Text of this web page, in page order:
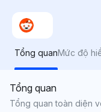
Tổng quanMức độ
Tổng quan
Tổng quan toàn diện